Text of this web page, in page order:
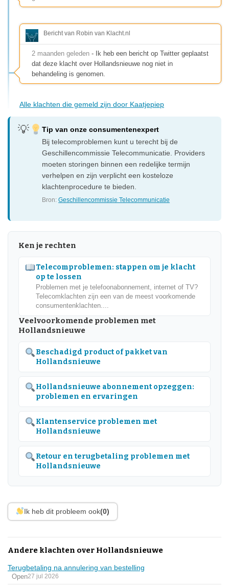
Bericht van Robin van Klacht.nl
2 maanden geleden - Ik heb een bericht op Twitter geplaatst
dat deze klacht over Hollandsnieuwe nog niet in
behandeling is genomen.
Alle klachten die gemeld zijn door Kaatjepiep
Tip van onze consumentenexpert
Bij telecomproblemen kunt u terecht bij de
Geschillencommissie Telecommunicatie. Providers
moeten storingen binnen een redelijke termijn
verhelpen en zijn verplicht een kosteloze
klachtenprocedure te bieden.
Bron:Geschillencommissie Telecommunicatie
Ken je rechten
Telecomproblemen: stappen om je klacht
op te lossen
Problemen met je telefoonabonnement, internet of TV?
Telecomklachten zijn een van de meest voorkomende
consumentenklachten....
Veelvoorkomende problemen met
Hollandsnieuwe
Beschadigd product of pakket van
Hollandsnieuwe
Hollandsnieuwe abonnement opzeggen:
problemen en ervaringen
Klantenservice problemen met
Hollandsnieuwe
Retour en terugbetaling problemen met
Hollandsnieuwe
Ik heb dit probleem ook(0)
Andere klachten over Hollandsnieuwe
Terugbetaling na annulering van bestelling
Open27 jul 2026